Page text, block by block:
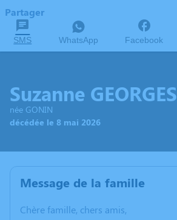
Partager
SMS WhatsApp Facebook
Suzanne GEORGES
née GONIN
décédée le 8 mai 2026
Message de la famille
Chère famille, chers amis,